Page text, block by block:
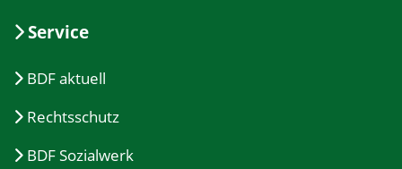
Service
BDF aktuell
Rechtsschutz
BDF Sozialwerk